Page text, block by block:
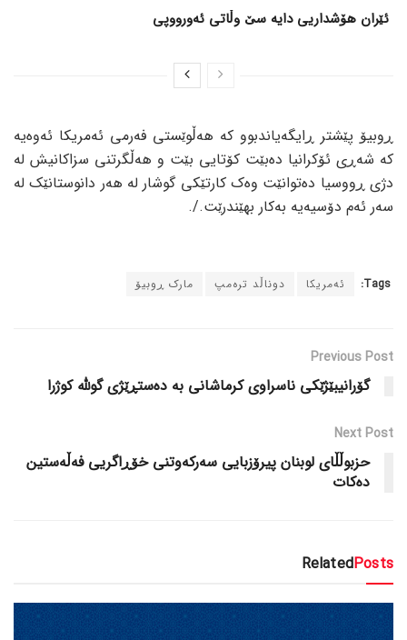
ئێران هۆشداریی دایە سێ وڵاتی ئەورووپی
ڕوبیۆ پێشتر ڕایگەیاندبوو کە هەڵوێستی فەرمی ئەمریکا ئەوەیە
کە شەڕی ئۆکرانیا دەبێت کۆتایی بێت و هەڵگرتنی سزاکانیش لە
دژی ڕووسیا دەتوانێت وەک کارتێکی گوشار لە هەر دانوستانێک لە
سەر ئەم دۆسیەیە بەکار بهێندرێت./.
Tags: ئەمریکا دوناڵد ترەمپ مارک ڕوبیۆ
Previous Post
گۆرانیبێژێکی ناسراوی کرماشانی بە دەستڕێژی گوللە کوژرا
Next Post
حزبوڵڵای لوبنان پیرۆزبایی سەرکەوتنی خۆڕاگریی فەڵەستین
دەکات
RelatedPosts